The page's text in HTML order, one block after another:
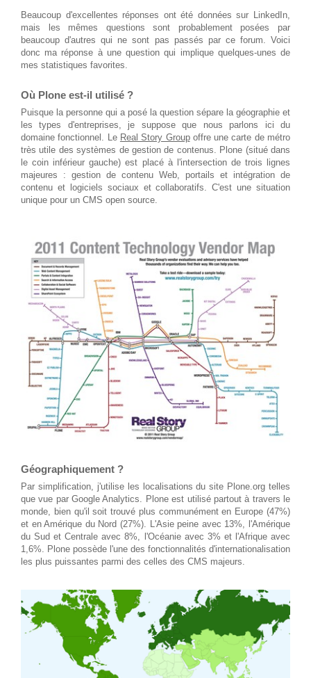
Beaucoup d'excellentes réponses ont été données sur LinkedIn,
mais les mêmes questions sont probablement posées par
beaucoup d'autres qui ne sont pas passés par ce forum. Voici
donc ma réponse à une question qui implique quelques-unes de
mes statistiques favorites.
Où Plone est-il utilisé ?
Puisque la personne qui a posé la question sépare la géographie et
les types d'entreprises, je suppose que nous parlons ici du
domaine fonctionnel. Le Real Story Groupoffre une carte de métro
très utile des systèmes de gestion de contenus. Plone (situé dans
le coin inférieur gauche) est placé à l'intersection de trois lignes
majeures : gestion de contenu Web, portails et intégration de
contenu et logiciels sociaux et collaboratifs. C'est une situation
unique pour un CMS open source.
Géographiquement ?
Par simplification, j'utilise les localisations du site Plone.org telles
que vue par Google Analytics. Plone est utilisé partout à travers le
monde, bien qu'il soit trouvé plus communément en Europe (47%)
et en Amérique du Nord (27%). L'Asie peine avec 13%, l'Amérique
du Sud et Centrale avec 8%, l'Océanie avec 3% et l'Afrique avec
1,6%. Plone possède l'une des fonctionnalités d'internationalisation
les plus puissantes parmi des celles des CMS majeurs.